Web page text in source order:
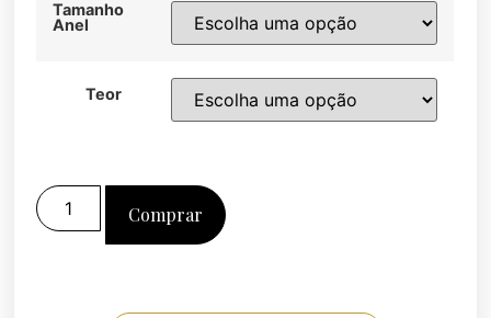
Tamanho
Anel
Teor
Comprar